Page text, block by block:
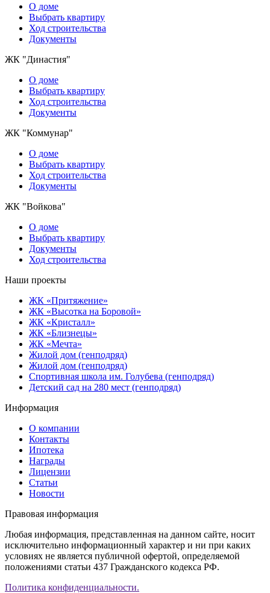
О доме
Выбрать квартиру
Ход строительства
Документы
ЖК "Династия"
О доме
Выбрать квартиру
Ход строительства
Документы
ЖК "Коммунар"
О домe
Выбрать квартиру
Ход строительства
Документы
ЖК "Войкова"
О доме
Выбрать квартиру
Документы
Ход строительства
Наши проекты
ЖК «Притяжение»
ЖК «Высотка на Боровой»
ЖК «Кристалл»
ЖК «Близнецы»
ЖК «Мечта»
Жилой дом (генподряд)
Жилой дом (генподряд)
Спортивная школа им. Голубева (генподряд)
Детский сад на 280 мест (генподряд)
Информация
О компании
Контакты
Ипотека
Награды
Лицензии
Статьи
Новости
Правовая информация
Любая информация, представленная на данном сайте, носит
исключительно информационный характер и ни при каких
условиях не является публичной офертой, определяемой
положениями статьи 437 Гражданского кодекса РФ.
Политика конфиденциальности.